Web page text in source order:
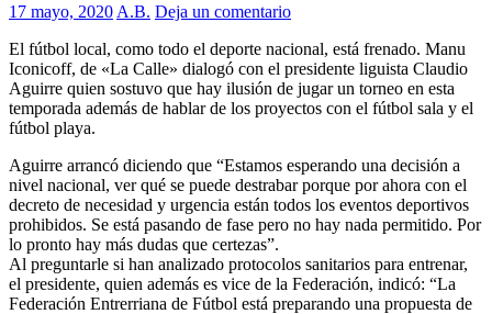
17 mayo, 2020 A.B. Deja un comentario
El fútbol local, como todo el deporte nacional, está frenado. Manu
Iconicoff, de «La Calle» dialogó con el presidente liguista Claudio
Aguirre quien sostuvo que hay ilusión de jugar un torneo en esta
temporada además de hablar de los proyectos con el fútbol sala y el
fútbol playa.
Aguirre arrancó diciendo que “Estamos esperando una decisión a
nivel nacional, ver qué se puede destrabar porque por ahora con el
decreto de necesidad y urgencia están todos los eventos deportivos
prohibidos. Se está pasando de fase pero no hay nada permitido. Por
lo pronto hay más dudas que certezas”.
Al preguntarle si han analizado protocolos sanitarios para entrenar,
el presidente, quien además es vice de la Federación, indicó: “La
Federación Entrerriana de Fútbol está preparando una propuesta de